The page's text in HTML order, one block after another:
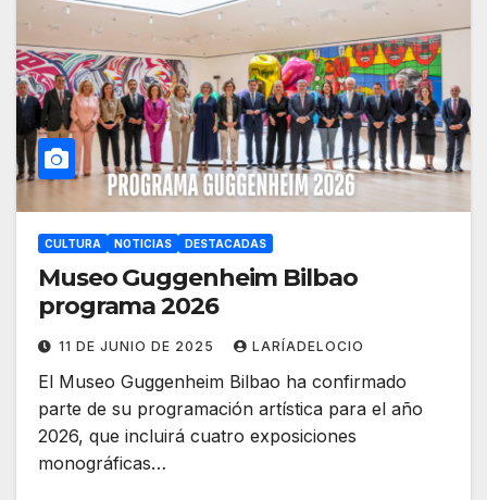
CULTURA NOTICIAS DESTACADAS
Museo Guggenheim Bilbao
programa 2026
11 DE JUNIO DE 2025 LARÍADELOCIO
El Museo Guggenheim Bilbao ha confirmado
parte de su programación artística para el año
2026, que incluirá cuatro exposiciones
monográficas…